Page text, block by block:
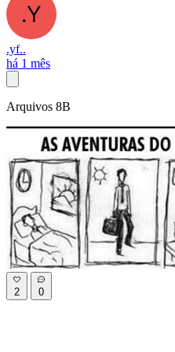
.yf..
há 1 mês
Arquivos 8B
2 0